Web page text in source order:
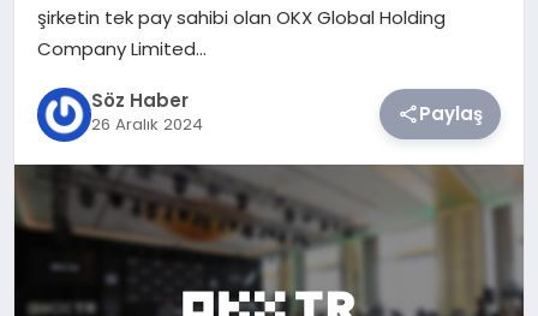
DÜNYA
TEKNOLOJI
SIYASET
YAŞAM
şirketin tek pay sahibi olan OKX Global Holding
Company Limited…
Söz Haber
26 Aralık 2024 Paylaş